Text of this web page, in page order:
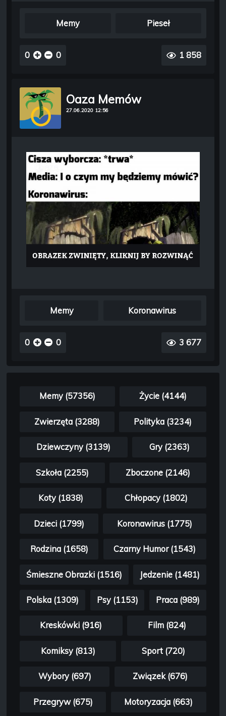
Memy Pieseł
0 0 1 858
Oaza Memów
27.06.2020 12:56
Memy Koronawirus
0 0 3 677
Memy (57356) Życie (4144)
Zwierzęta (3288) Polityka (3234)
Dziewczyny (3139) Gry (2363)
Szkoła (2255) Zboczone (2146)
Koty (1838) Chłopacy (1802)
Dzieci (1799) Koronawirus (1775)
Rodzina (1658) Czarny Humor (1543)
Śmieszne Obrazki (1516) Jedzenie (1481)
Polska (1309) Psy (1153) Praca (989)
Kreskówki (916) Film (824)
Komiksy (813) Sport (720)
Wybory (697) Związek (676)
Przegryw (675) Motoryzacja (663)